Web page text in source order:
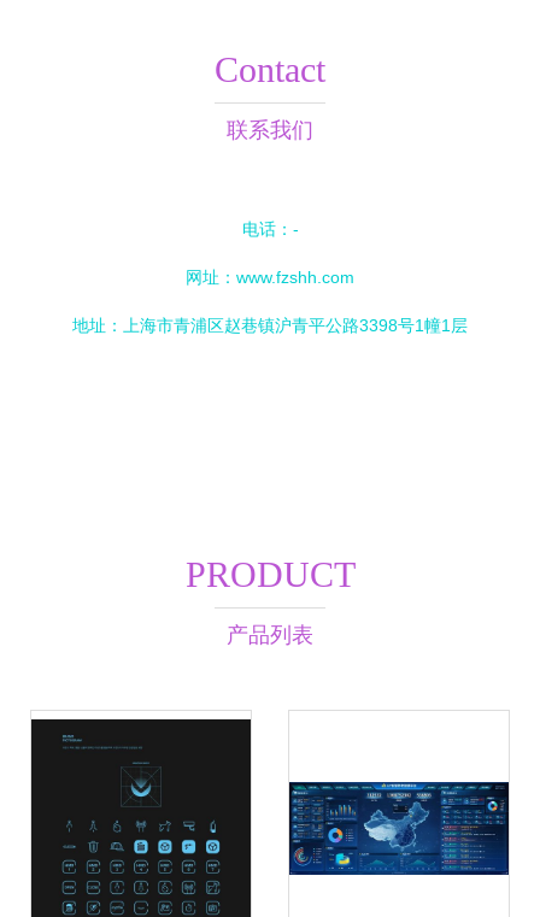
Contact
联系我们
电话：-
网址： www.fzshh.com
地址：上海市青浦区赵巷镇沪青平公路3398号1幢1层
PRODUCT
产品列表